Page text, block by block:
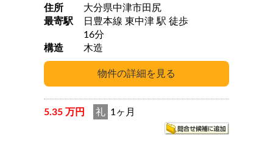
住所
大分県中津市田尻
最寄駅
日豊本線 東中津 駅 徒歩
16分
構造
木造
5.35 万円 礼 1ヶ月